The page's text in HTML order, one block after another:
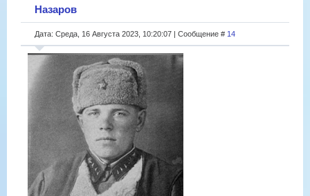
Назаров
Дата: Среда, 16 Августа 2023, 10:20:07 | Сообщение # 14